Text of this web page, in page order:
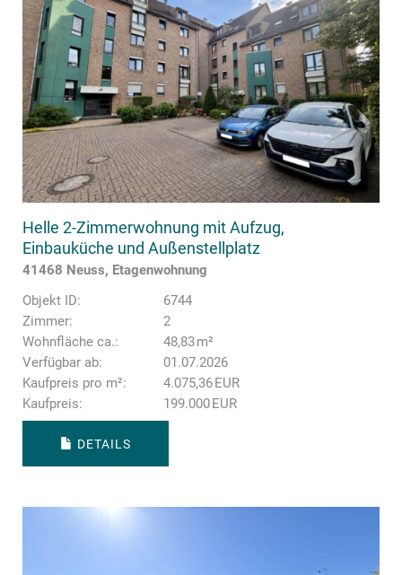
Helle 2-Zimmerwohnung mit Aufzug,
Einbauküche und Außenstellplatz
41468 Neuss, Etagenwohnung
Objekt ID:
6744
Zimmer:
2
Wohnfläche ca.:
48,83 m²
Verfügbar ab:
01.07.2026
Kaufpreis pro m²:
4.075,36 EUR
Kaufpreis:
199.000 EUR
DETAILS